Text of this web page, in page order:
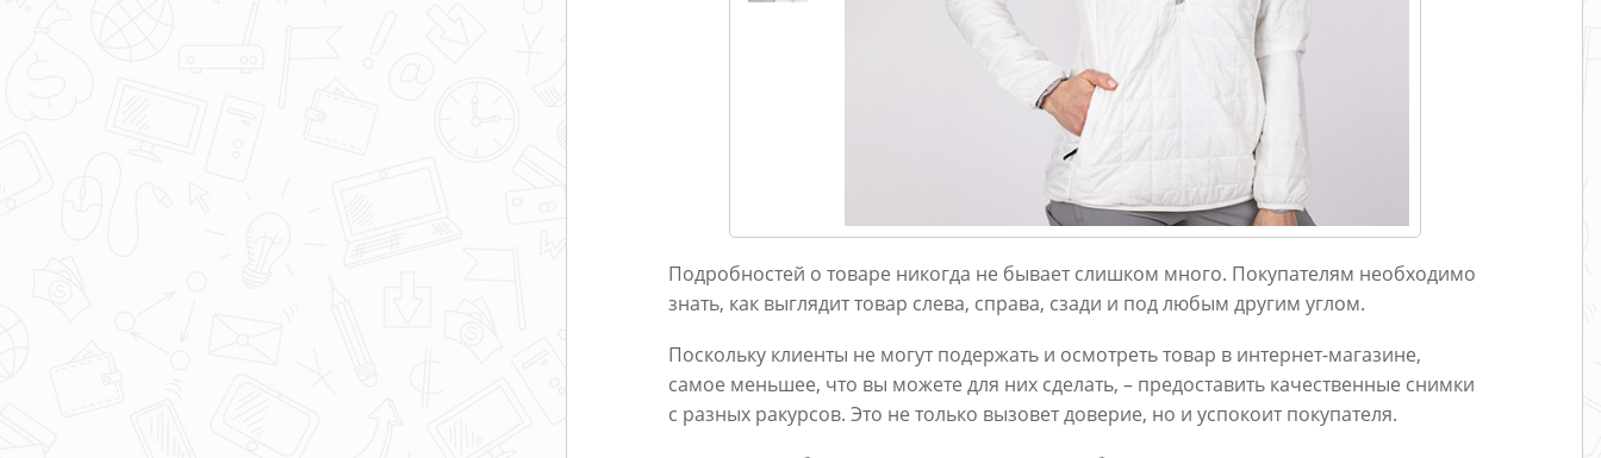
Подробностей о товаре никогда не бывает слишком много. Покупателям необходимо
знать, как выглядит товар слева, справа, сзади и под любым другим углом.
Поскольку клиенты не могут подержать и осмотреть товар в интернет-магазине,
самое меньшее, что вы можете для них сделать, – предоставить качественные снимки
с разных ракурсов. Это не только вызовет доверие, но и успокоит покупателя.